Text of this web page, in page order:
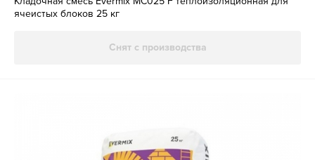
ячеистых блоков 25 кг
Снят с производства